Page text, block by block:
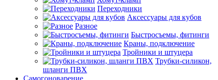
Переходники
Аксессуары для кубов
Разное
Быстросъемы, фитинги
Краны, подключение
Тройники и штуцера
Трубки-силикон,
шланги ПВХ
Самогоноварение